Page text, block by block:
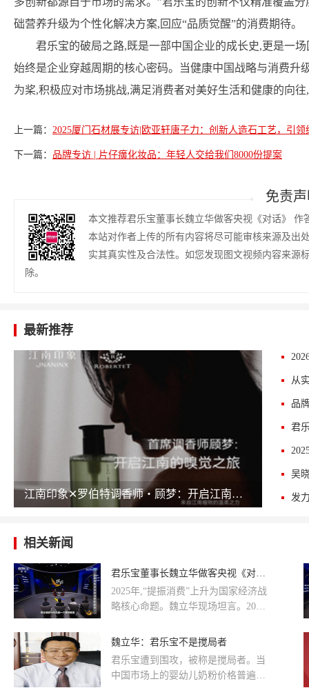
础营养升级为个性化解决方案,回应“品质觉醒”的消费期待。
君乐宝的破局之路,既是一部中国企业的成长史,更是一
始终是企业穿越周期的核心密码。当健康中国战略与消费升
为桨,积极应对市场挑战,满足消费者对美好生活和健康的向
上一篇： 2025厦门石材展专访|欧亚轩唐子力：创新人造石工艺，引
下一篇： 品牌专访 | 片仔癀化妆品：年轻人交给我们8000份提案
免责
本文推荐君乐宝董事长魏立华做客央视《对话》
本站对作者上传的所有内容将尽可能审核来源及出
实其真实性及合法性。如您发现图文视频内容来源
除。
最新推荐
江南印象✕罗伯特调香师・顾梦：开启江南的嗅觉之旅
相关新闻
君乐宝董事长魏立华做客央视《对话》 作答提振消费时代问卷
2025年,“提振消费”上升为国家经济战
略核心命题。魏立华现场坦言。2024
现突围,交出双位数增长的亮眼成绩
第一品牌,悦鲜活鲜牛奶实现高端鲜奶
全国销量第一,君乐宝婴幼儿奶粉增速
魏立华：君乐宝不是搅局者
君乐宝遭到围攻，被称是搅局者。当
中国市场上的婴幼儿奶粉价格普遍在